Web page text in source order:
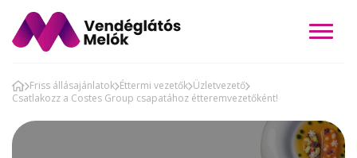
Friss állásajánlatok Éttermi vezetők Üzletvezető
Csatlakozz a Costes Group csapatához étteremvezetőként!